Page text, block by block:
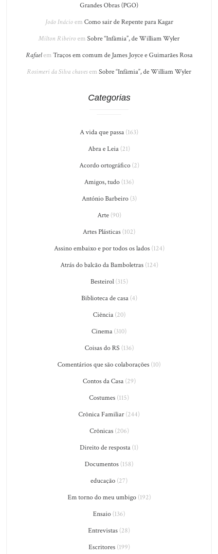
Grandes Obras (PGO)
João Inácioem Como sair de Repente para Kagar
Milton Ribeiroem Sobre “Infâmia”, de William Wyler
Rafaelem Traços em comum de James Joyce e Guimarães Rosa
Rosimeri da Silva chavesem Sobre “Infâmia”, de William Wyler
Categorias
A vida que passa (163)
Abra e Leia (21)
Acordo ortográfico(2)
Amigos, tudo (136)
António Barbeiro(3)
Arte(90)
Artes Plásticas (102)
Assino embaixo e por todos os lados(124)
Atrás do balcão da Bamboletras(124)
Besteirol(315)
Biblioteca de casa(4)
Ciência(20)
Cinema (310)
Coisas do RS(136)
Comentários que são colaborações (10)
Contos da Casa(29)
Costumes (115)
Crônica Familiar (244)
Crônicas(206)
Direito de resposta (1)
Documentos (158)
educação (27)
Em torno do meu umbigo(192)
Ensaio (136)
Entrevistas (28)
Escritores(199)